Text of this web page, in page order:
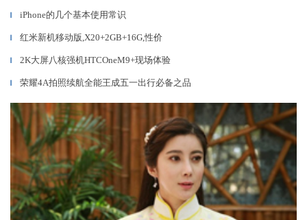
▎ iPhone的几个基本使用常识
▎ 红米新机移动版,X20+2GB+16G,性价
▎ 2K大屏八核强机HTCOneM9+现场体验
▎ 荣耀4A拍照续航全能王成五一出行必备之品